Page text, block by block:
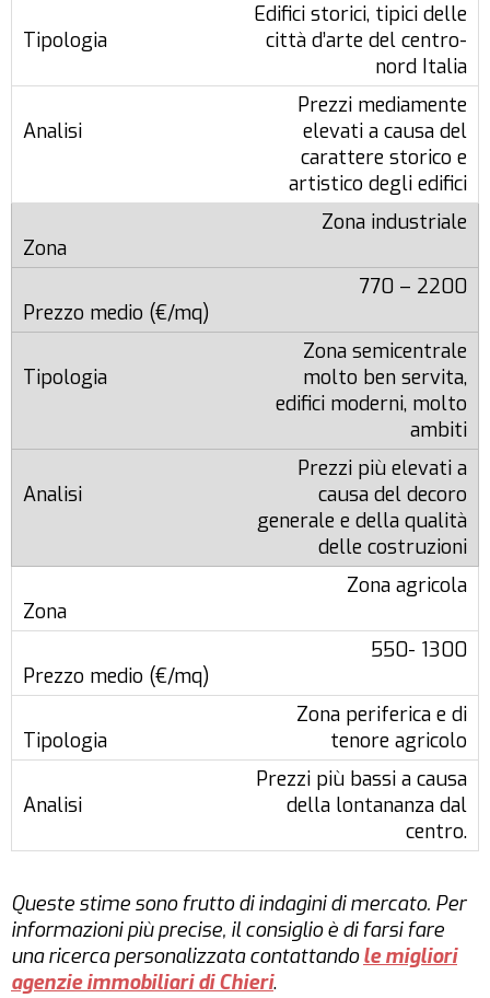
Edifici storici, tipici delle
città d’arte del centro-
nord Italia
Prezzi mediamente
elevati a causa del
carattere storico e
artistico degli edifici
Zona industriale
770 – 2200
Zona semicentrale
molto ben servita,
edifici moderni, molto
ambiti
Prezzi più elevati a
causa del decoro
generale e della qualità
delle costruzioni
Zona agricola
550- 1300
Zona periferica e di
tenore agricolo
Prezzi più bassi a causa
della lontananza dal
centro.
Queste stime sono frutto di indagini di mercato. Per
informazioni più precise, il consiglio è di farsi fare
una ricerca personalizzata contattandole migliori
agenzie immobiliari di Chieri.